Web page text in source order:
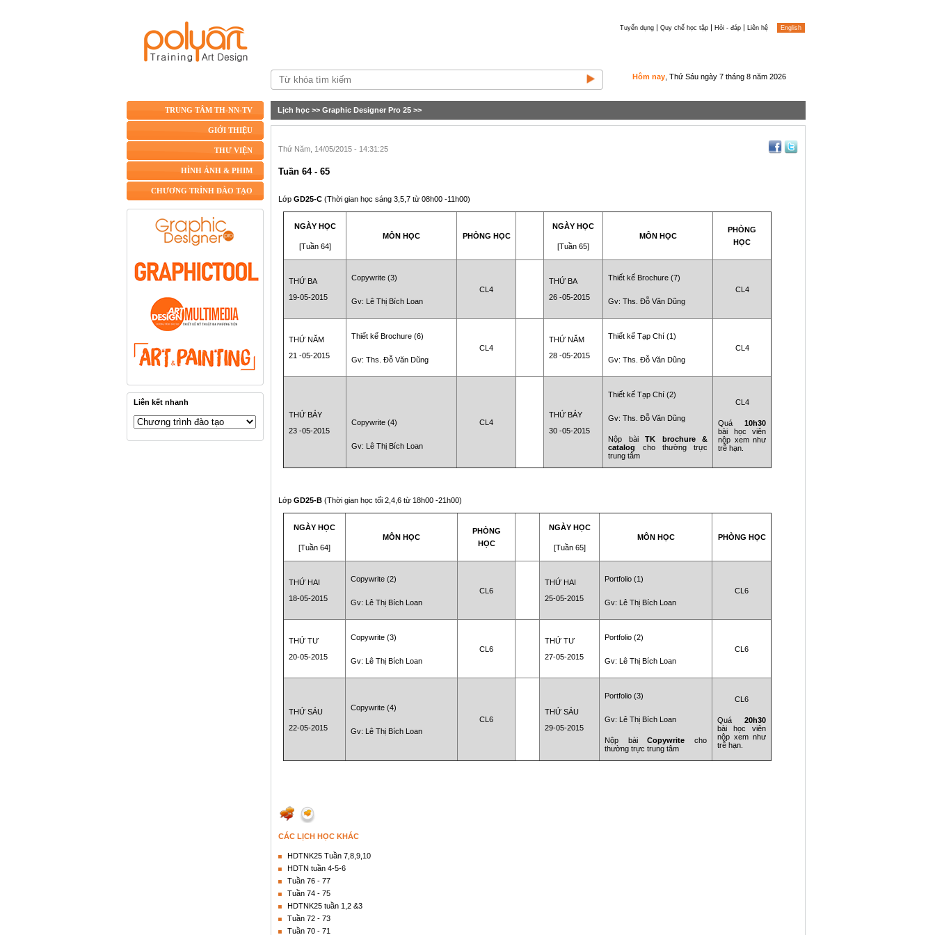
Tuyển dụng | Quy chế học tập | Hỏi - đáp | Liên hệ English
Hôm nay, Thứ Sáu ngày 7 tháng 8 năm 2026
TRUNG TÂM TH-NN-TV
GIỚI THIỆU
THƯ VIỆN
HÌNH ẢNH & PHIM
CHƯƠNG TRÌNH ĐÀO TẠO
Liên kết nhanh
Lịch học >> Graphic Designer Pro 25 >>
Thứ Năm, 14/05/2015 - 14:31:25
Tuần 64 - 65
Lớp GD25-C (Thời gian học sáng 3,5,7 từ 08h00 -11h00)
NGÀY HỌC
[Tuần 64]
MÔN HỌC PHÒNG HỌC
NGÀY HỌC
[Tuần 65]
MÔN HỌC
PHÒNG
HỌC
THỨ BA
19-05-2015
Copywrite (3)
Gv: Lê Thị Bích Loan
CL4
THỨ BA
26 -05-2015
Thiết kế Brochure (7)
Gv:Ths. Đỗ Văn Dũng
CL4
THỨ NĂM
21 -05-2015
Thiết kế Brochure (6)
Gv: Ths. Đỗ Văn Dũng
CL4
THỨ NĂM
28 -05-2015
Thiết kế Tạp Chí (1)
Gv: Ths. Đỗ Văn Dũng
CL4
THỨ BẢY
23 -05-2015
Copywrite (4)
Gv: Lê Thị Bích Loan
CL4
THỨ BẢY
30 -05-2015
Thiết kế Tạp Chí (2)
Gv: Ths. Đỗ Văn Dũng
Nộp bàiTK brochure &
catalog
cho thường trực
trung tâm
CL4
Quá 10h30
bài học viên
nộp xem như
trễ hạn
Lớp GD25-B (Thời gian học tối 2,4,6 từ 18h00 -21h00)
NGÀY HỌC
[Tuần 64]
MÔN HỌC
PHÒNG
HỌC
NGÀY HỌC
[Tuần 65]
MÔN HỌC PHÒNG HỌC
THỨ HAI
18-05-2015
Copywrite (2)
Gv: Lê Thị Bích Loan
CL6
THỨ HAI
25-05-2015
Portfolio (1)
Gv: Lê Thị Bích Loan
CL6
THỨ TƯ
20-05-2015
Copywrite (3)
Gv: Lê Thị Bích Loan
CL6
THỨ TƯ
27-05-2015
Portfolio (2)
Gv: Lê Thị Bích Loan
CL6
THỨ SÁU
22-05-2015
Copywrite (4)
Gv: Lê Thị Bích Loan
CL6
THỨ SÁU
29-05-2015
Portfolio (3)
Gv: Lê Thị Bích Loan
Nộp bàiCopywrite cho
thường trực trung tâm
CL6
Quá 20h30
bài học viên
nộp xem như
trễ hạn
CÁC LỊCH HỌC KHÁC
HDTNK25 Tuần 7,8,9,10
HDTN tuần 4-5-6
Tuần 76 - 77
Tuần 74 - 75
HDTNK25 tuần 1,2 &3
Tuần 72 - 73
Tuần 70 - 71